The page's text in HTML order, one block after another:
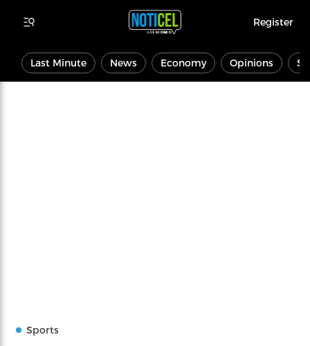
Register
Last Minute News Economy Opinions
Sports